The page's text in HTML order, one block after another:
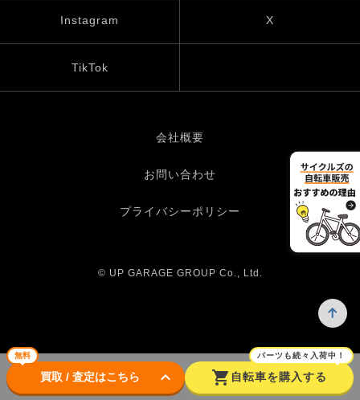
無料
買取 / 査定はこちら keyboard_arrow_down shopping_cart
パーツも続々入荷中！
自転車を購入する
Instagram X
TikTok
会社概要
お問い合わせ
プライバシーポリシー
© UP GARAGE GROUP Co., Ltd.